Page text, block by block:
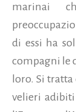
marinai
di essi ha
compagni le
loro. Si tratta
velieri